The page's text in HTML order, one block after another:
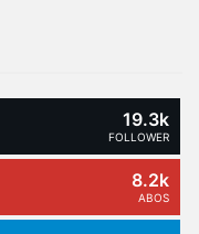
19.3k
FOLLOWER
8.2k
ABOS